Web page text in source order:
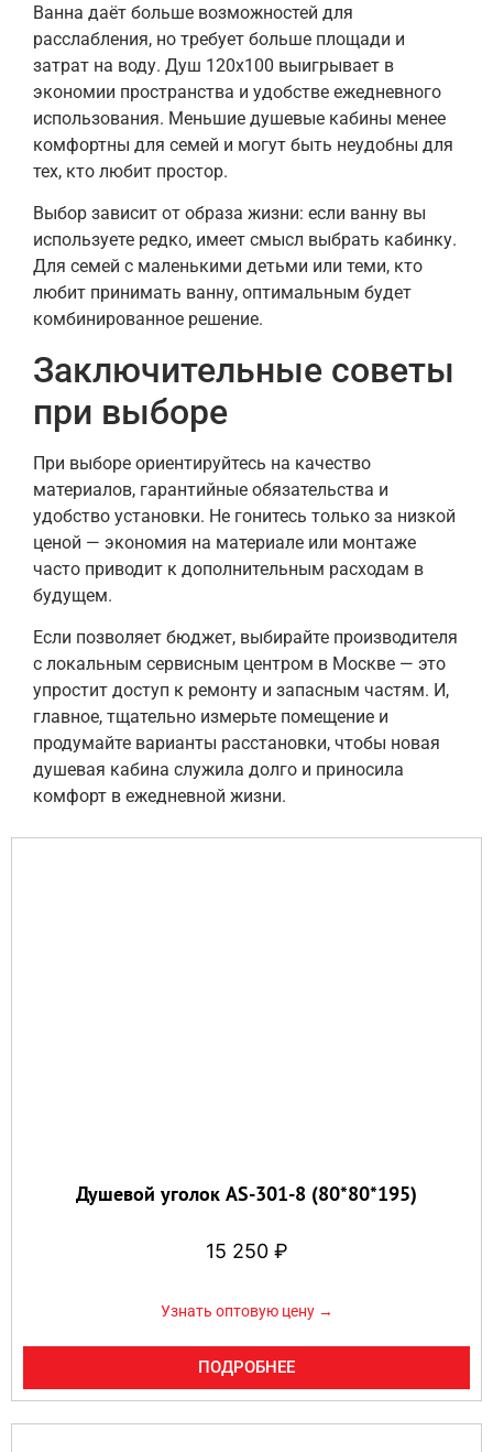
Ванна даёт больше возможностей для
расслабления, но требует больше площади и
затрат на воду. Душ 120х100 выигрывает в
экономии пространства и удобстве ежедневного
использования. Меньшие душевые кабины менее
комфортны для семей и могут быть неудобны для
тех, кто любит простор.
Выбор зависит от образа жизни: если ванну вы
используете редко, имеет смысл выбрать кабинку.
Для семей с маленькими детьми или теми, кто
любит принимать ванну, оптимальным будет
комбинированное решение.
Заключительные советы
при выборе
При выборе ориентируйтесь на качество
материалов, гарантийные обязательства и
удобство установки. Не гонитесь только за низкой
ценой — экономия на материале или монтаже
часто приводит к дополнительным расходам в
будущем.
Если позволяет бюджет, выбирайте производителя
с локальным сервисным центром в Москве — это
упростит доступ к ремонту и запасным частям. И,
главное, тщательно измерьте помещение и
продумайте варианты расстановки, чтобы новая
душевая кабина служила долго и приносила
комфорт в ежедневной жизни.
Душевой уголок AS-301-8 (80*80*195)
15 250 ₽
Узнать оптовую цену →
ПОДРОБНЕЕ